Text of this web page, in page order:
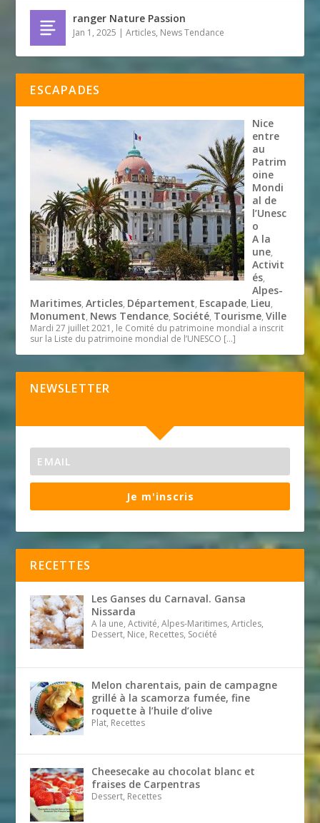
ranger Nature Passion
Jan 1, 2025 |Articles, News Tendance
ESCAPADES
Nice
entre
au
Patrim
oine
Mondi
al de
l’Unesc
o
A la
une,
Activit
és,
Alpes-
Maritimes,Articles, Département, Escapade, Lieu,
Monument, News Tendance, Société, Tourisme,Ville
Mardi 27 juillet 2021, le Comité du patrimoine mondial a inscrit
sur la Liste du patrimoine mondial de l’UNESCO […]
NEWSLETTER
Je m'inscris
RECETTES
Les Ganses du Carnaval. Gansa
Nissarda
A la une, Activité, Alpes-Maritimes, Articles,
Dessert, Nice, Recettes, Société
Melon charentais, pain de campagne
grillé à la scamorza fumée, fine
roquette à l’huile d’olive
Plat, Recettes
Cheesecake au chocolat blanc et
fraises de Carpentras
Dessert, Recettes